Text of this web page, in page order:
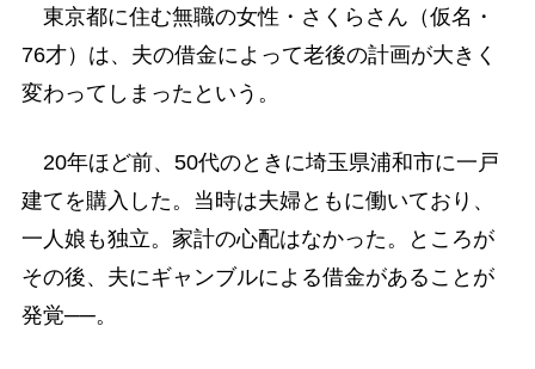
東京都に住む無職の女性・さくらさん（仮名・
76才）は、夫の借金によって老後の計画が大きく
変わってしまったという。
20年ほど前、50代のときに埼玉県浦和市に一戸
建てを購入した。当時は夫婦ともに働いており、
一人娘も独立。家計の心配はなかった。ところが
その後、夫にギャンブルによる借金があることが
発覚──。